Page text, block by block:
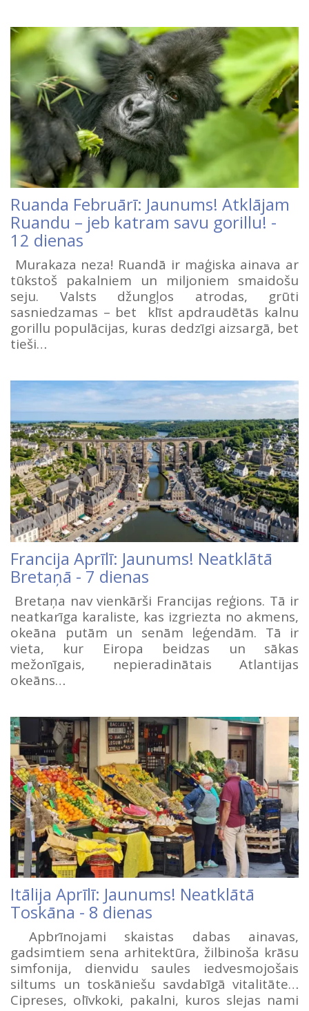
Ruanda Februārī: Jaunums! Atklājam
Ruandu – jeb katram savu gorillu! -
12 dienas
Murakaza neza! Ruandā ir maģiska ainava ar
tūkstoš pakalniem un miljoniem smaidošu
seju. Valsts džungļos atrodas, grūti
sasniedzamas – bet klīst apdraudētās kalnu
gorillu populācijas, kuras dedzīgi aizsargā, bet
tieši…
Francija Aprīlī: Jaunums! Neatklātā
Bretaņā - 7 dienas
Bretaņa nav vienkārši Francijas reģions. Tā ir
neatkarīga karaliste, kas izgriezta no akmens,
okeāna putām un senām leģendām. Tā ir
vieta, kur Eiropa beidzas un sākas
mežonīgais, nepieradinātais Atlantijas
okeāns…
Itālija Aprīlī: Jaunums! Neatklātā
Toskāna - 8 dienas
Apbrīnojami skaistas dabas ainavas,
gadsimtiem sena arhitektūra, žilbinoša krāsu
simfonija, dienvidu saules iedvesmojošais
siltums un toskāniešu savdabīgā vitalitāte…
Cipreses, olīvkoki, pakalni, kuros slejas nami